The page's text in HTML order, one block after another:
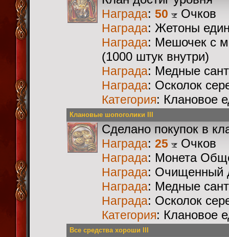
Награда: 50 Очков
Награда: Жетоны
Награда: Мешочек с
(1000 штук внутри)
Награда: Медные
Награда: Осколок
Категория: Клановое
Клановые шопоголики III
Сделано покупок в
Награда: 25 Очков
Награда: Монета
Награда: Очищенный
Награда: Медные
Награда: Осколок
Категория: Клановое
Все средства хороши III